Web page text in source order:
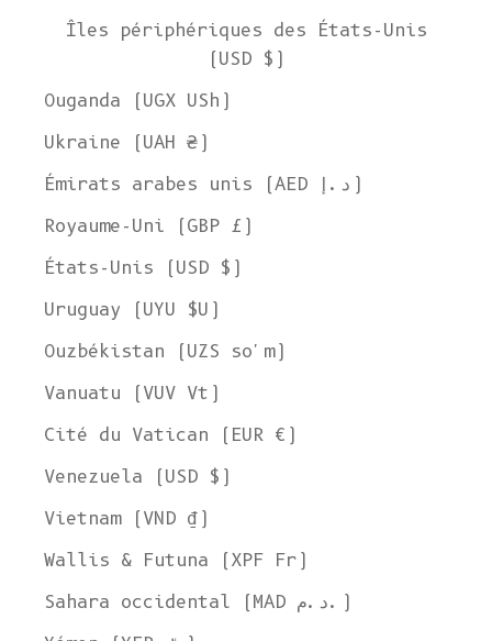
Îles périphériques des États-Unis
(USD $)
Ouganda (UGX USh)
Ukraine (UAH ₴)
Émirats arabes unis (AED د.إ)
Royaume-Uni (GBP £)
États-Unis (USD $)
Uruguay (UYU $U)
Ouzbékistan (UZS so'm)
Vanuatu (VUV Vt)
Cité du Vatican (EUR €)
Venezuela (USD $)
Vietnam (VND ₫)
Wallis & Futuna (XPF Fr)
Sahara occidental (MAD د.م.)